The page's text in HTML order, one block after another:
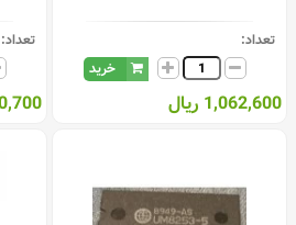
تعداد:
خرید
1,062,600 ریال
تعداد: